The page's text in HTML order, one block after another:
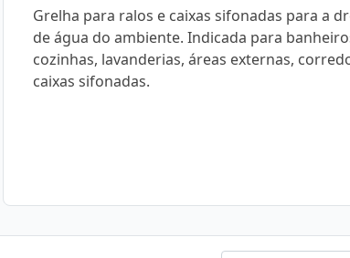
Grelha para ralos e caixas sifonadas para a
de água do ambiente. Indicada para
cozinhas, lavanderias, áreas externas,
caixas sifonadas.